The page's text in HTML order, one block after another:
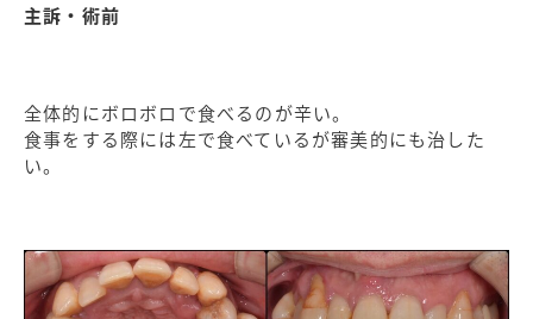
主訴・術前
全体的にボロボロで食べるのが辛い。
食事をする際には左で食べているが審美的にも治した
い。